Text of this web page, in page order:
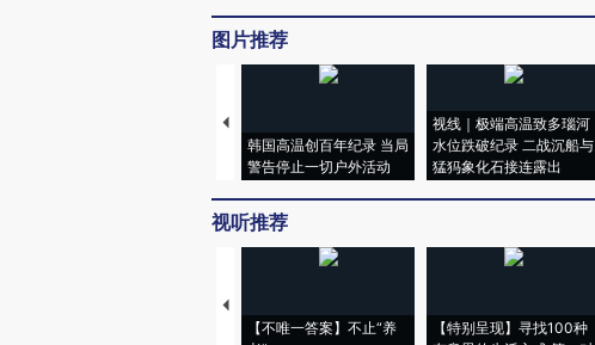
图片推荐
韩国高温创百年纪录 当局
警告停止一切户外活动
视线｜极端高温致多瑙河
水位跌破纪录 二战沉船与
猛犸象化石接连露出
视听推荐
【不唯一答案】不止“养
【特别呈现】寻找100种